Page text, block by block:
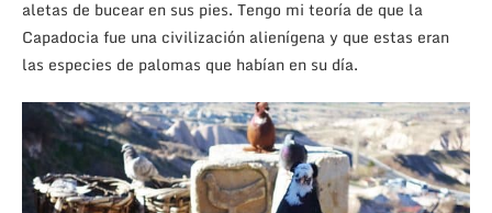
aletas de bucear en sus pies. Tengo mi teoría de que la
Capadocia fue una civilización alienígena y que estas eran
las especies de palomas que habían en su día.